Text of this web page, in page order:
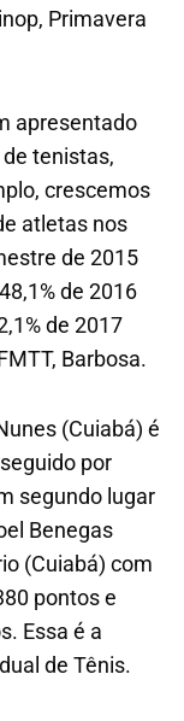
Primavera
apresentado
tenistas,
crescemos
atletas nos
de 2015
de 2016
de 2017
Barbosa.
(Cuiabá) é
por
segundo lugar
Benegas
(Cuiabá) com
pontos e
Essa é a
de Tênis.